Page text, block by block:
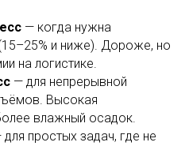
— когда нужна
и ниже). Дороже, но
на логистике.
— для непрерывной
Высокая
влажный осадок.
для простых задач, где не